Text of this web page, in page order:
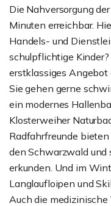
Die Nahversorgung
Minuten erreichbar.
Handels- und
schulpflichtige
erstklassiges Angebot
Sie gehen gerne
ein modernes
Klosterweiher
Radfahrfreunde
den Schwarzwald
erkunden. Und im
Langlaufloipen und
Auch die